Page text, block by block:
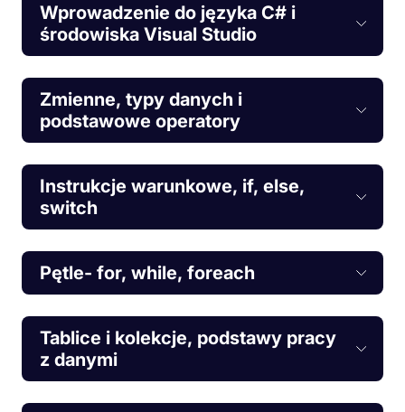
Wprowadzenie do języka C# i
środowiska Visual Studio
Zmienne, typy danych i
podstawowe operatory
Instrukcje warunkowe, if, else,
switch
Pętle- for, while, foreach
Tablice i kolekcje, podstawy pracy
z danymi